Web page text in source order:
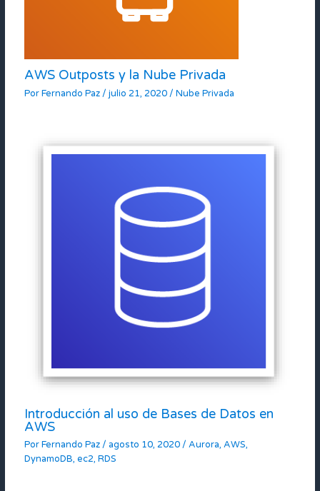
AWS Outposts y la Nube Privada
PorFernando Paz/julio 21, 2020/Nube Privada
Introducción al uso de Bases de Datos en
AWS
PorFernando Paz/ agosto 10, 2020/Aurora,AWS,
DynamoDB,ec2,RDS